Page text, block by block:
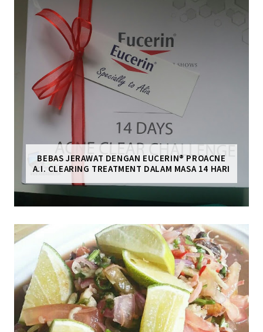
BEBAS JERAWAT DENGAN EUCERIN® PROACNE
A.I. CLEARING TREATMENT DALAM MASA 14 HARI